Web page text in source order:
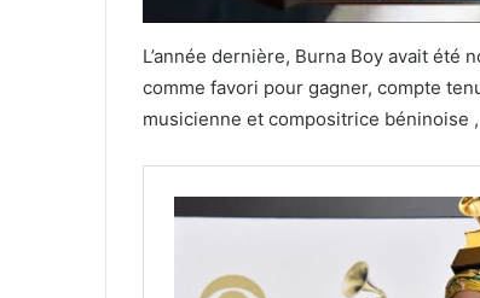
L’année dernière, Burna Boy avait été
comme favori pour gagner, compte
musicienne et compositrice béninoise